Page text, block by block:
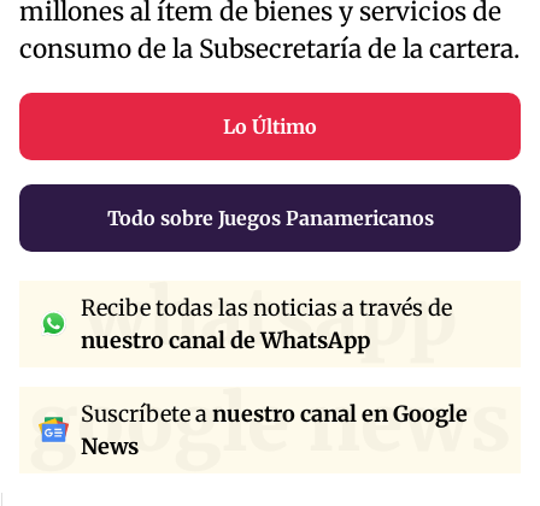
millones al ítem de bienes y servicios de
consumo de la Subsecretaría de la cartera.
Lo Último
Todo sobre Juegos Panamericanos
whatsapp
Recibe todas las noticias a través de
nuestro canal de WhatsApp
google news
Suscríbete anuestro canal en Google
News